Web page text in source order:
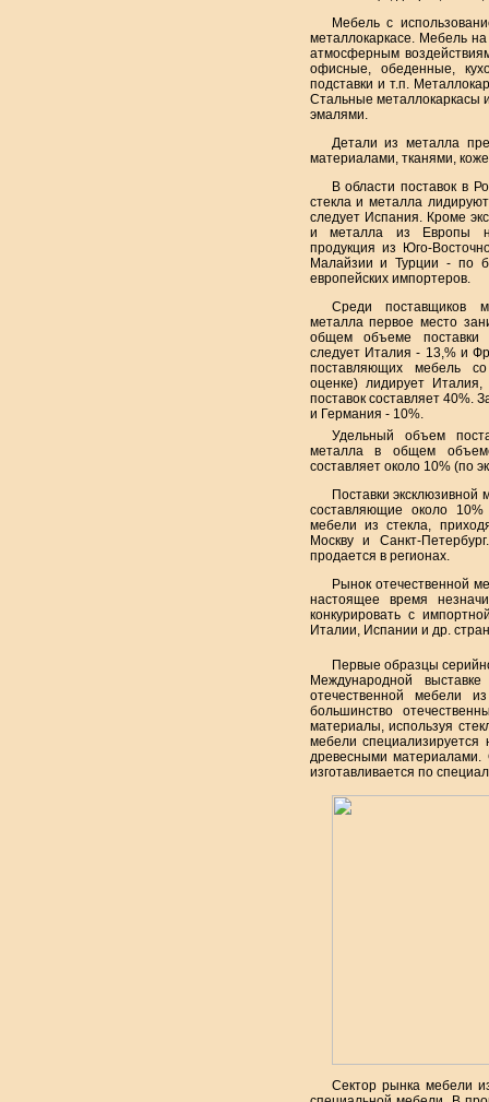
Мебель с
металлокаркасе. Мебель
атмосферным
офисные, обеденные,
подставки и т.п.
Стальные металлокаркасы
эмалями.
Детали из металла
материалами, тканями,
В области поставок в
стекла и металла
следует Испания. Кроме
и металла из Европы
продукция из Юго-
Малайзии и Турции - по
европейских импортеров.
Среди поставщиков
металла первое место
общем объеме
следует Италия - 13,% и
поставляющих мебель
оценке) лидирует
поставок составляет 40%.
и Германия - 10%.
Удельный объем
металла в общем
составляет около 10% (по
Поставки эксклюзивной
составляющие около
мебели из стекла,
Москву и Санкт-
продается в регионах.
Рынок отечественной
настоящее время
конкурировать с
Италии, Испании и др.
Первые образцы
Международной
отечественной мебели
большинство
материалы, используя
мебели
древесными материалами.
изготавливается по
Сектор рынка мебели